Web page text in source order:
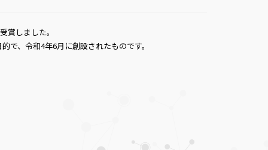
賞しました。
で、令和4年6月に創設されたものです。